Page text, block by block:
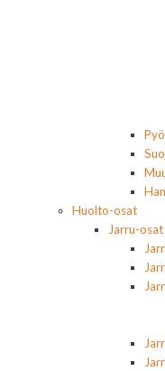
Huolto-osat
Jarru-osat